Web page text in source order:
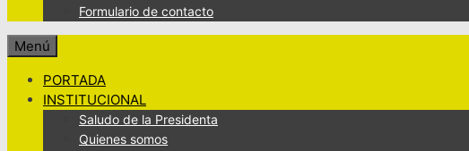
Formulario de contacto
Menú
PORTADA
INSTITUCIONAL
Saludo de la Presidenta
Quienes somos